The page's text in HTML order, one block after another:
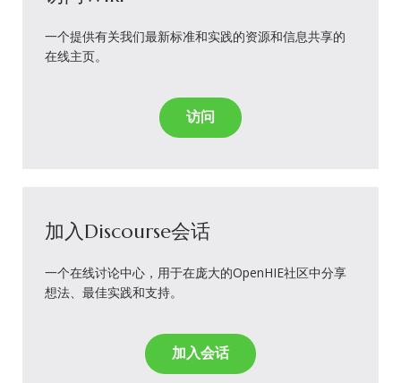
一个提供有关我们最新标准和实践的资源和信息共享的
在线主页。
访问
加入Discourse会话
一个在线讨论中心，用于在庞大的OpenHIE社区中分享
想法、最佳实践和支持。
加入会话